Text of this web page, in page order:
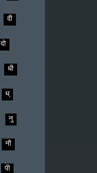
दी
दो
धी
ध्
नु
नौ
पी